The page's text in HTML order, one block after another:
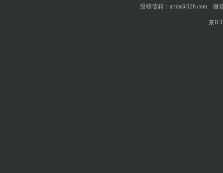
投稿信箱：artda@126.com 微
京